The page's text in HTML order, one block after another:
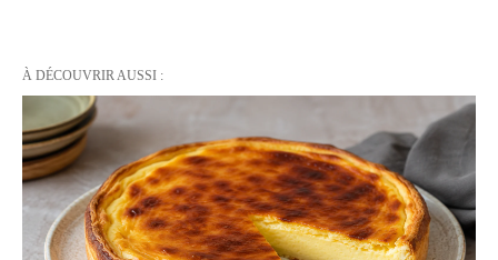
À DÉCOUVRIR AUSSI :